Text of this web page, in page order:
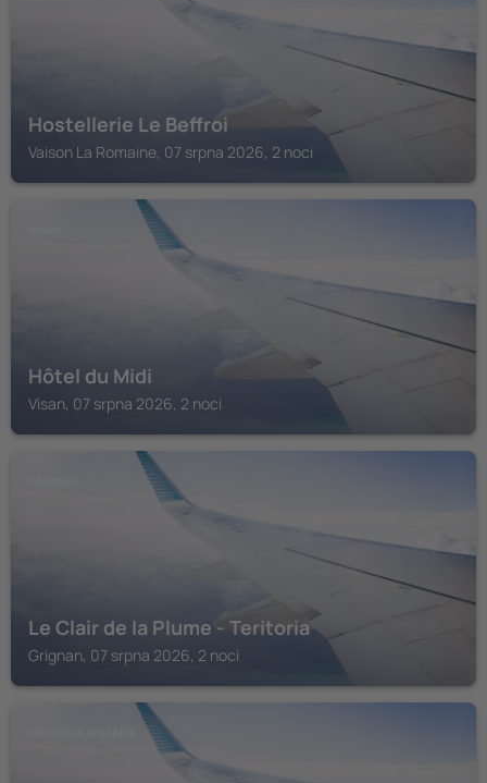
Hostellerie Le Beffroi
Vaison La Romaine, 07 srpna 2026, 2 noci
Hôtel du Midi
Visan, 07 srpna 2026, 2 noci
Le Clair de la Plume - Teritoria
Grignan, 07 srpna 2026, 2 noci